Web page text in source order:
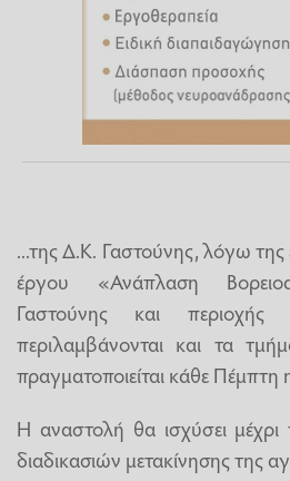
...της Δ.Κ. Γαστούνης, λόγω της
έργου «Ανάπλαση
Γαστούνης και
περιλαμβάνονται και τα
πραγματοποιείται κάθε Πέμπτη
Η αναστολή θα ισχύσει
διαδικασιών μετακίνησης της